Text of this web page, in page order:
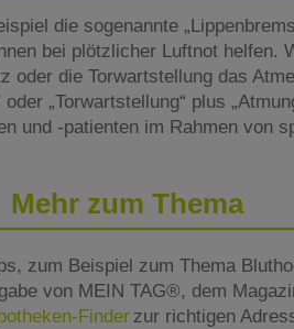
die sogenannte
bei plötzlicher Luftnot helfen.
oder die Torwartstellung das
„Torwartstellung“ plus
und -patienten im Rahmen von
Mehr zum Thema
zum Beispiel zum Thema
von MEIN TAG®, dem
Finder zur richtigen